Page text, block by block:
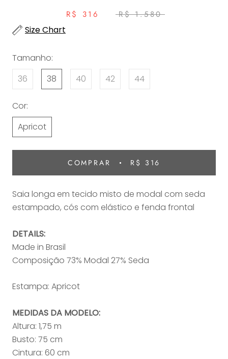
R$ 316 R$ 1.580
Size Chart
Tamanho:
36
38 40 42 44
Cor:
Apricot
COMPRAR R$ 316
Saia longa em tecido misto de modal com seda
estampado, cós com elástico e fenda frontal
DETAILS:
Made in Brasil
Composição 73% Modal 27% Seda
Estampa: Apricot
MEDIDAS DA MODELO:
Altura: 1,75 m
Busto: 75 cm
Cintura: 60 cm